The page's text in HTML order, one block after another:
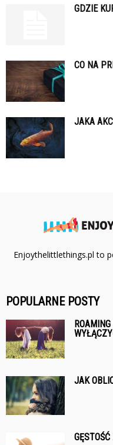
GDZIE
CO NA
JAKA
Enjoythelittlethings.pl to
POPULARNE POSTY
JAK